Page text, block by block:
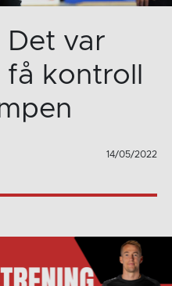
Det var
kontroll
14/05/2022